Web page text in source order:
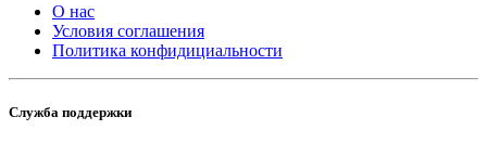
О нас
Условия соглашения
Политика конфидициальности
Служба поддержки